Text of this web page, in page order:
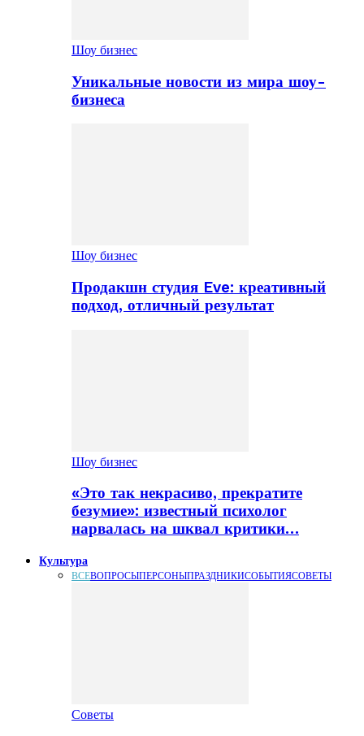
Шоу бизнес
Уникальные новости из мира шоу-
бизнеса
Шоу бизнес
Продакшн студия Eve: креативный
подход, отличный результат
Шоу бизнес
«Это так некрасиво, прекратите
безумие»: известный психолог
нарвалась на шквал критики…
Культура
ВСЕВОПРОСЫПЕРСОНЫПРАЗДНИКИСОБЫТИЯСОВЕТЫ
Советы